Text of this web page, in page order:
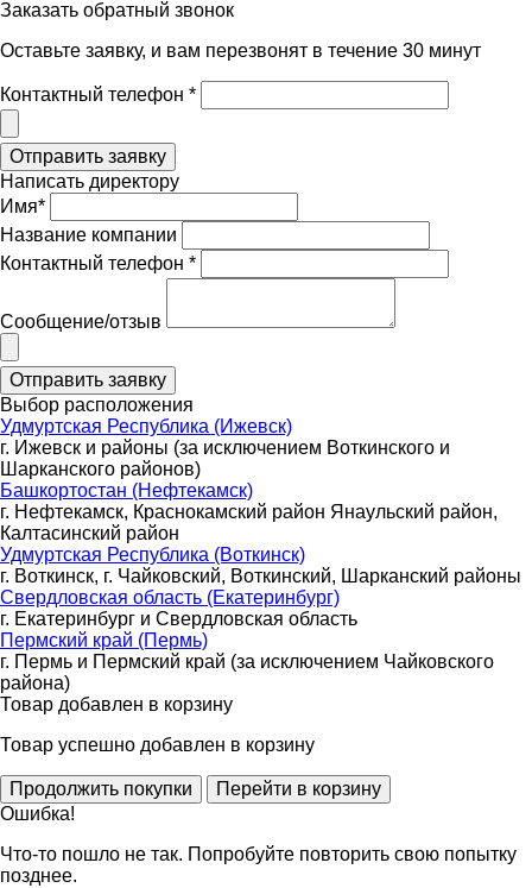
Заказать обратный звонок
Оставьте заявку, и вам перезвонят в течение 30 минут
Контактный телефон *
Написать директору
Имя*
Название компании
Контактный телефон *
Сообщение/отзыв
Выбор расположения
Удмуртская Республика (Ижевск)
г. Ижевск и районы (за исключением Воткинского и
Шарканского районов)
Башкортостан (Нефтекамск)
г. Нефтекамск, Краснокамский район Янаульский район,
Калтасинский район
Удмуртская Республика (Воткинск)
г. Воткинск, г. Чайковский, Воткинский, Шарканский районы
Свердловская область (Екатеринбург)
г. Екатеринбург и Свердловская область
Пермский край (Пермь)
г. Пермь и Пермский край (за исключением Чайковского
района)
Товар добавлен в корзину
Товар успешно добавлен в корзину
Ошибка!
Что-то пошло не так. Попробуйте повторить свою попытку
позднее.